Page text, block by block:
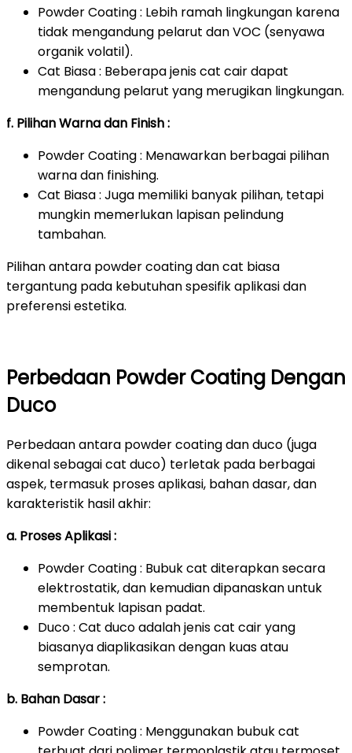
Powder Coating : Lebih ramah lingkungan karena
tidak mengandung pelarut dan VOC (senyawa
organik volatil).
Cat Biasa : Beberapa jenis cat cair dapat
mengandung pelarut yang merugikan lingkungan.
f. Pilihan Warna dan Finish :
Powder Coating : Menawarkan berbagai pilihan
warna dan finishing.
Cat Biasa : Juga memiliki banyak pilihan, tetapi
mungkin memerlukan lapisan pelindung
tambahan.
Pilihan antara powder coating dan cat biasa
tergantung pada kebutuhan spesifik aplikasi dan
preferensi estetika.
Perbedaan Powder Coating Dengan
Duco
Perbedaan antara powder coating dan duco (juga
dikenal sebagai cat duco) terletak pada berbagai
aspek, termasuk proses aplikasi, bahan dasar, dan
karakteristik hasil akhir:
a. Proses Aplikasi :
Powder Coating : Bubuk cat diterapkan secara
elektrostatik, dan kemudian dipanaskan untuk
membentuk lapisan padat.
Duco : Cat duco adalah jenis cat cair yang
biasanya diaplikasikan dengan kuas atau
semprotan.
b. Bahan Dasar :
Powder Coating : Menggunakan bubuk cat